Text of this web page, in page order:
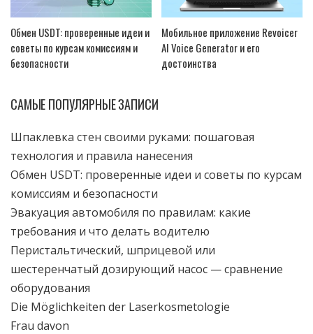
Обмен USDT: проверенные идеи и
советы по курсам комиссиям и
безопасности
Мобильное приложение Revoicer
AI Voice Generator и его
достоинства
САМЫЕ ПОПУЛЯРНЫЕ ЗАПИСИ
Шпаклевка стен своими руками: пошаговая
технология и правила нанесения
Обмен USDT: проверенные идеи и советы по курсам
комиссиям и безопасности
Эвакуация автомобиля по правилам: какие
требования и что делать водителю
Перистальтический, шприцевой или
шестеренчатый дозирующий насос — сравнение
оборудования
Die Möglichkeiten der Laserkosmetologie
Frau davon